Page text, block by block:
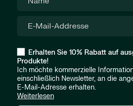
Erhalten Sie 10% Rabatt auf
Produkte!
Ich möchte kommerzielle
einschließlich Newsletter, an die
E-Mail-Adresse erhalten.
Weiterlesen